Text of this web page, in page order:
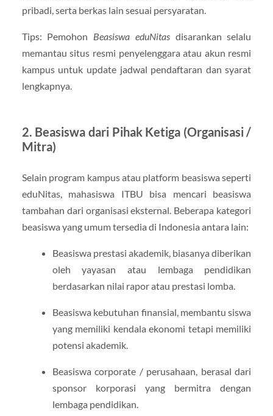
pribadi, serta berkas lain sesuai persyaratan.
Tips: Pemohon Beasiswa eduNitasdisarankan selalu
memantau situs resmi penyelenggara atau akun resmi
kampus untuk update jadwal pendaftaran dan syarat
lengkapnya.
2. Beasiswa dari Pihak Ketiga (Organisasi /
Mitra)
Selain program kampus atau platform beasiswa seperti
eduNitas, mahasiswa ITBU bisa mencari beasiswa
tambahan dari organisasi eksternal. Beberapa kategori
beasiswa yang umum tersedia di Indonesia antara lain:
Beasiswa prestasi akademik, biasanya diberikan
oleh yayasan atau lembaga pendidikan
berdasarkan nilai rapor atau prestasi lomba.
Beasiswa kebutuhan finansial, membantu siswa
yang memiliki kendala ekonomi tetapi memiliki
potensi akademik.
Beasiswa corporate / perusahaan, berasal dari
sponsor korporasi yang bermitra dengan
lembaga pendidikan.